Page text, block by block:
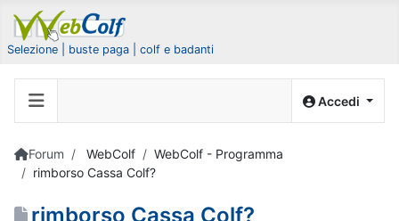
Selezione | buste paga | colf e badanti
Accedi
Forum WebColf
WebColf - Programma
rimborso Cassa Colf?
rimborso Cassa Colf?